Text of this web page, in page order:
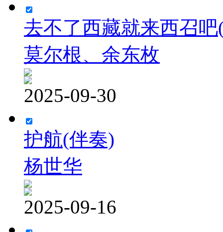
去不了西藏就来西召
莫尔根、余东枚
2025-09-30
护航(伴奏)
杨世华
2025-09-16